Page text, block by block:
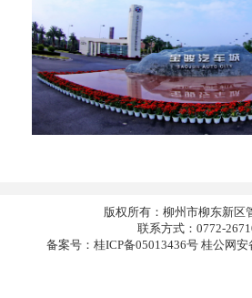
版权所有：柳州市柳东新区
联系方式：0772-
备案号：桂ICP备05013436号 桂公网